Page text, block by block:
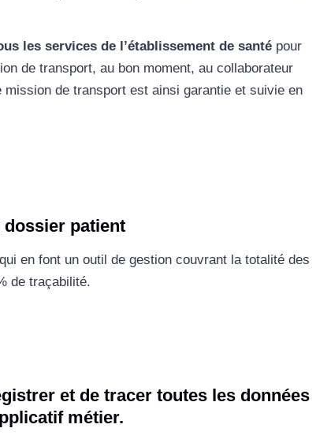
les services de l’établissement de santépour
de transport, au bon moment, au collaborateur
de transport est ainsi garantie et suivie en
patient
en font un outil de gestion couvrant la totalité des
de traçabilité.
et de tracer toutes les données
métier.